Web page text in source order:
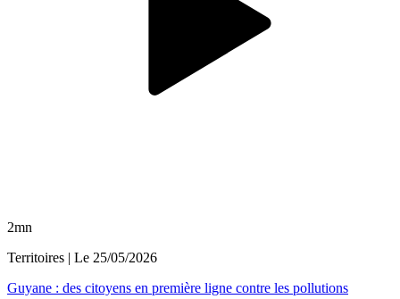
2mn
Territoires | Le 25/05/2026
Guyane : des citoyens en première ligne contre les pollutions